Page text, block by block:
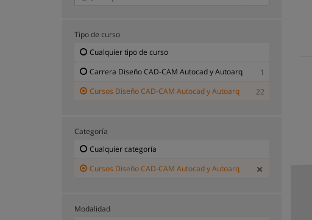
Tipo de curso
Cualquier tipo de curso
Carrera Diseño CAD-CAM Autocad y Autoarq
1
Cursos Diseño CAD-CAM Autocad y Autoarq
22
Categoría
Cualquier categoría
Cursos Diseño CAD-CAM Autocad y Autoarq
Modalidad